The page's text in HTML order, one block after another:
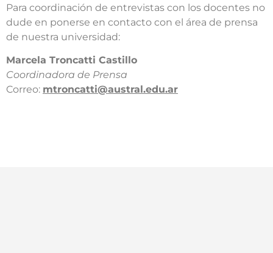
Para coordinación de entrevistas con los docentes no
dude en ponerse en contacto con el área de prensa
de nuestra universidad:​
​Marcela Troncatti Castillo​
Coordinadora de Prensa​
Correo: mtroncatti@austral.edu.ar​